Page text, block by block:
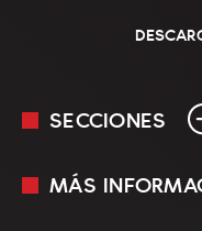
SECCIONES
En Vivo
MÁS